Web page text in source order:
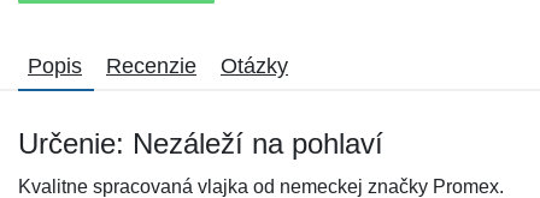
Popis Recenzie Otázky
Určenie: Nezáleží na pohlaví
Kvalitne spracovaná vlajka od nemeckej značky Promex.